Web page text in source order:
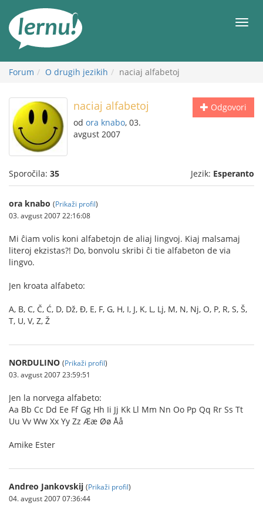
vsebini
Meni
Forum O drugih jezikih naciaj alfabetoj
Odgovori
naciaj alfabetoj
od ora knabo, 03.
avgust 2007
Sporočila: 35 Jezik: Esperanto
ora knabo (Prikaži profil)
03. avgust 2007 22:16:08
Mi ĉiam volis koni alfabetojn de aliaj lingvoj. Kiaj malsamaj
literoj ekzistas?! Do, bonvolu skribi ĉi tie alfabeton de via
lingvo.
Jen kroata alfabeto:
A, B, C, Č, Ć, D, Dž, Đ, E, F, G, H, I, J, K, L, Lj, M, N, Nj, O, P, R, S, Š,
T, U, V, Z, Ž
NORDULINO (Prikaži profil)
03. avgust 2007 23:59:51
Jen la norvega alfabeto:
Aa Bb Cc Dd Ee Ff Gg Hh Ii Jj Kk Ll Mm Nn Oo Pp Qq Rr Ss Tt
Uu Vv Ww Xx Yy Zz Ææ Øø Åå
Amike Ester
Andreo Jankovskij (Prikaži profil)
04. avgust 2007 07:36:44